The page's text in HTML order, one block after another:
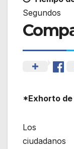
Segundos
*Exhorto
Los
ciudadanos